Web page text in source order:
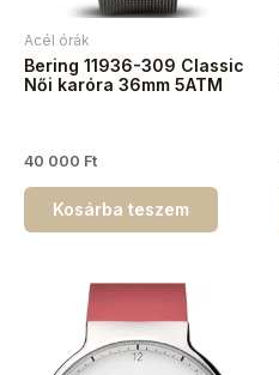
Acél órák
Bering 11936-309 Classic
Női karóra 36mm 5ATM
40 000 Ft
Kosárba teszem